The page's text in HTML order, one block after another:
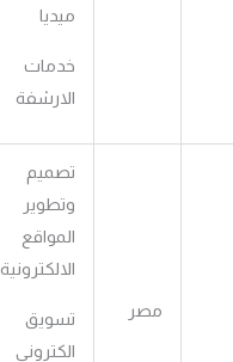
ميديا
خدمات
الارشفة
مصر
تصميم
وتطوير
المواقع
الالكترونية
تسويق
الكتروني